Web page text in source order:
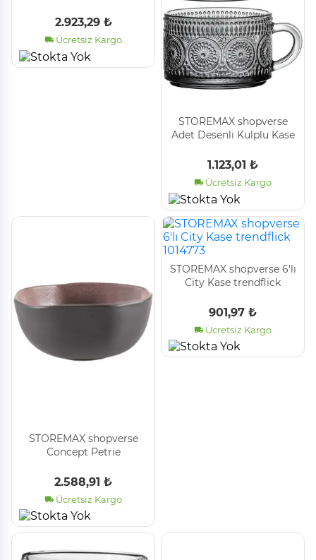
20cm trendflick 1014773
2.923,29 ₺
Ücretsiz Kargo
STOREMAX shopverse
Adet Desenli Kulplu Kase
Soğuk Kullanım için
Büyük Kase, Meyve, Yoğu
1.123,01 ₺
Ücretsiz Kargo
STOREMAX shopverse
Concept Petrie
16cm trendflick 1014773
2.588,91 ₺
Ücretsiz Kargo
STOREMAX shopverse 6'lı
City Kase trendflick
901,97 ₺
Ücretsiz Kargo